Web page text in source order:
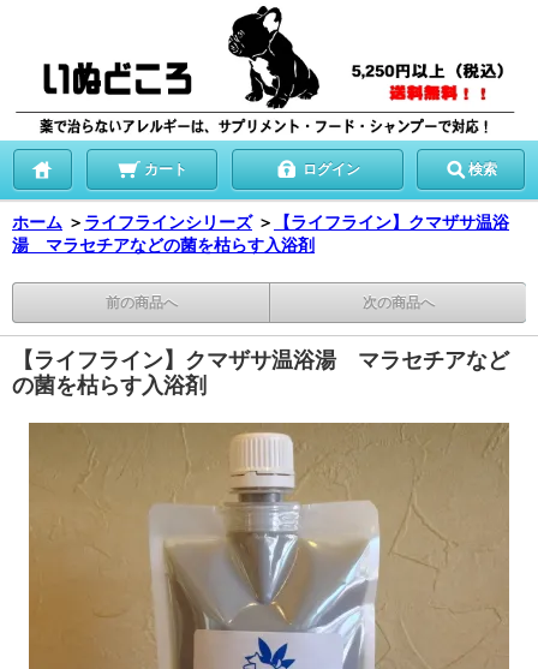
カート ログイン 検索
ホーム ＞ ライフラインシリーズ ＞
【ライフライン】クマザサ温浴
湯 マラセチアなどの菌を枯らす入浴剤
前の商品へ 次の商品へ
【ライフライン】クマザサ温浴湯 マラセチアなど
の菌を枯らす入浴剤